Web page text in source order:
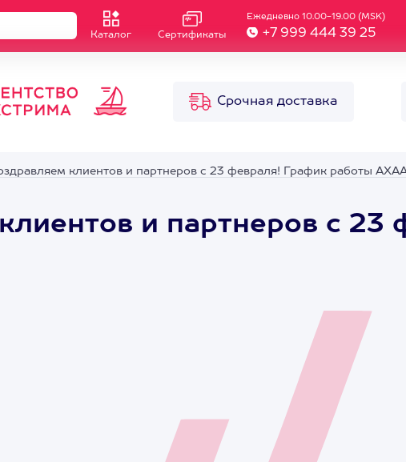
Каталог Сертификаты
Ежедневно 10.00-19.00 (MSK)
+7 999 444 39 25
Срочная доставка
клиентов и партнеров с 23 февраля! График работы
и партнеров с 23